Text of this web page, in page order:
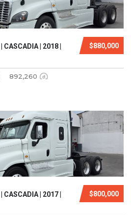
$880,000
CASCADIA | 2018 |
892,260
$800,000
CASCADIA | 2017 |